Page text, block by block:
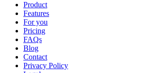
Product
Features
For you
Pricing
FAQs
Blog
Contact
Privacy Policy